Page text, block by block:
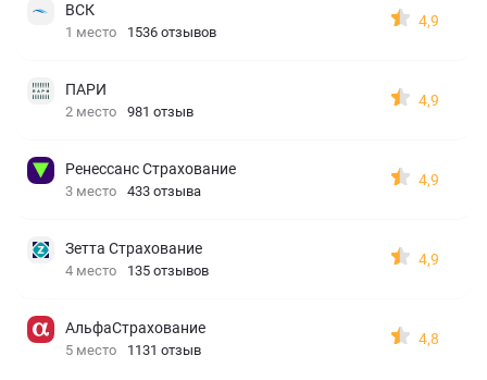
ВСК
1 место 1536 отзывов
4,9
ПАРИ
2 место 981 отзыв
4,9
Ренессанс Страхование
3 место 433 отзыва
4,9
Зетта Страхование
4 место 135 отзывов
4,9
АльфаСтрахование
5 место 1131 отзыв
4,8